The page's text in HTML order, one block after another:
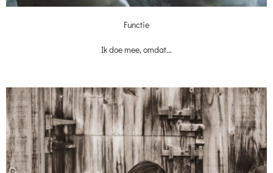
Functie
Ik doe mee, omdat...